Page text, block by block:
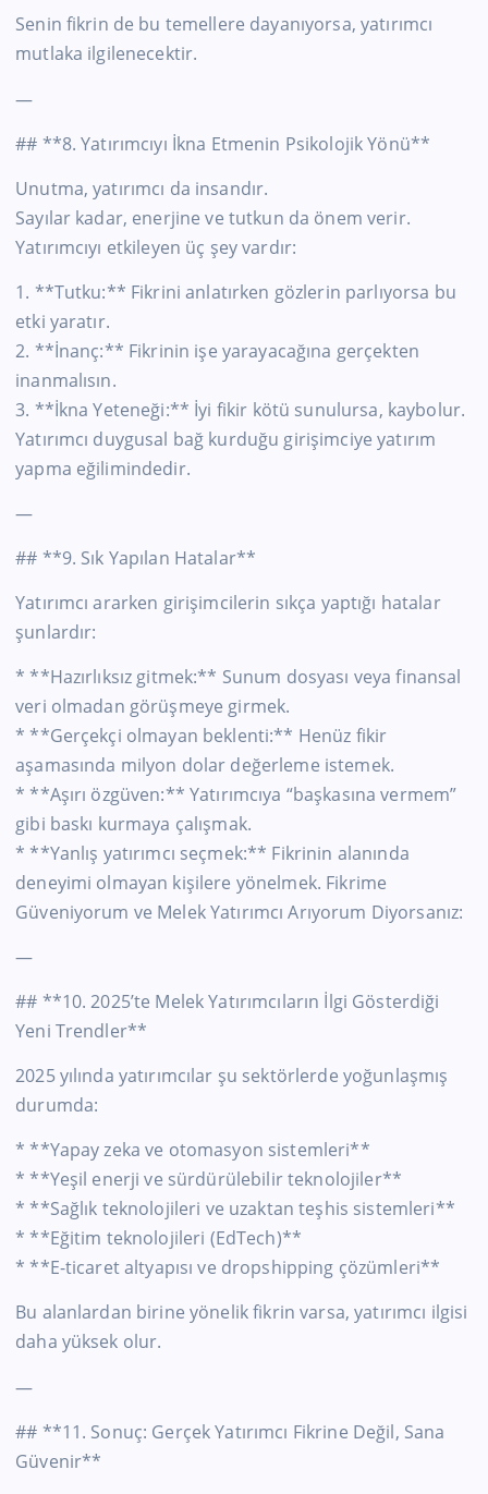
Senin fikrin de bu temellere dayanıyorsa, yatırımcı
mutlaka ilgilenecektir.
—
## **8. Yatırımcıyı İkna Etmenin Psikolojik Yönü**
Unutma, yatırımcı da insandır.
Sayılar kadar, enerjine ve tutkun da önem verir.
Yatırımcıyı etkileyen üç şey vardır:
1. **Tutku:** Fikrini anlatırken gözlerin parlıyorsa bu
etki yaratır.
2. **İnanç:** Fikrinin işe yarayacağına gerçekten
inanmalısın.
3. **İkna Yeteneği:** İyi fikir kötü sunulursa, kaybolur.
Yatırımcı duygusal bağ kurduğu girişimciye yatırım
yapma eğilimindedir.
—
## **9. Sık Yapılan Hatalar**
Yatırımcı ararken girişimcilerin sıkça yaptığı hatalar
şunlardır:
* **Hazırlıksız gitmek:** Sunum dosyası veya finansal
veri olmadan görüşmeye girmek.
* **Gerçekçi olmayan beklenti:** Henüz fikir
aşamasında milyon dolar değerleme istemek.
* **Aşırı özgüven:** Yatırımcıya “başkasına vermem”
gibi baskı kurmaya çalışmak.
* **Yanlış yatırımcı seçmek:** Fikrinin alanında
deneyimi olmayan kişilere yönelmek. Fikrime
Güveniyorum ve Melek Yatırımcı Arıyorum Diyorsanız:
—
## **10. 2025’te Melek Yatırımcıların İlgi Gösterdiği
Yeni Trendler**
2025 yılında yatırımcılar şu sektörlerde yoğunlaşmış
durumda:
* **Yapay zeka ve otomasyon sistemleri**
* **Yeşil enerji ve sürdürülebilir teknolojiler**
* **Sağlık teknolojileri ve uzaktan teşhis sistemleri**
* **Eğitim teknolojileri (EdTech)**
* **E-ticaret altyapısı ve dropshipping çözümleri**
Bu alanlardan birine yönelik fikrin varsa, yatırımcı ilgisi
daha yüksek olur.
—
## **11. Sonuç: Gerçek Yatırımcı Fikrine Değil, Sana
Güvenir**